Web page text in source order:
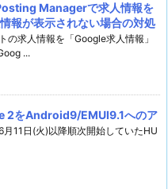
Managerで求人情報を
報が表示されない場合の対処
の求人情報を「Google求人情報」
...
2をAndroid9/EMUI9.1へのア
月11日(火)以降順次開始していたHU